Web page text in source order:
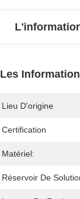
Les
Lieu D'origine
Certification
Matériel:
Réservoir De